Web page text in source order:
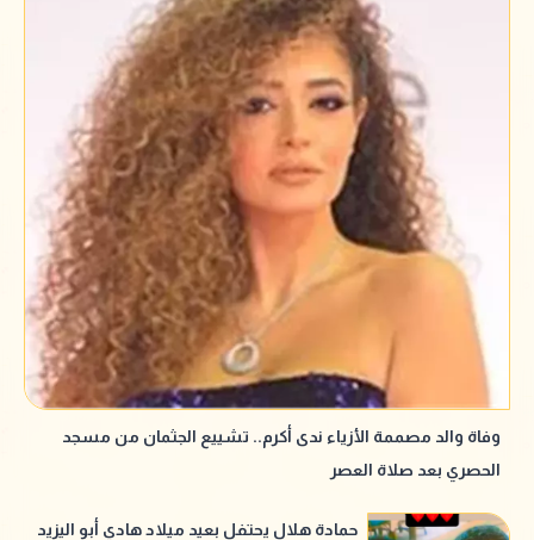
وفاة والد مصممة الأزياء ندى أكرم.. تشييع الجثمان من مسجد
الحصري بعد صلاة العصر
حمادة هلال يحتفل بعيد ميلاد هادي أبو اليزيد